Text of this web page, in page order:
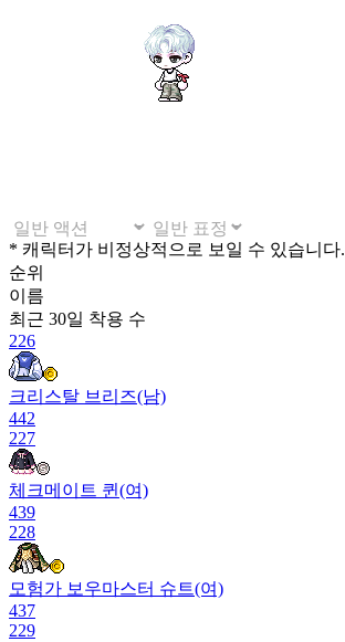
* 캐릭터가 비정상적으로 보일 수 있습니다.
순위
이름
최근 30일 착용 수
226
크리스탈 브리즈(남)
442
227
체크메이트 퀸(여)
439
228
모험가 보우마스터 슈트(여)
437
229